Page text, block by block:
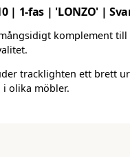
| 1-fas | 'LONZO' |
komplement
tracklighten ett brett
olika möbler.